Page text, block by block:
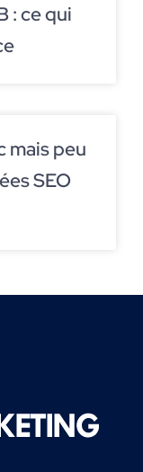
: ce qui
mais peu
SEO